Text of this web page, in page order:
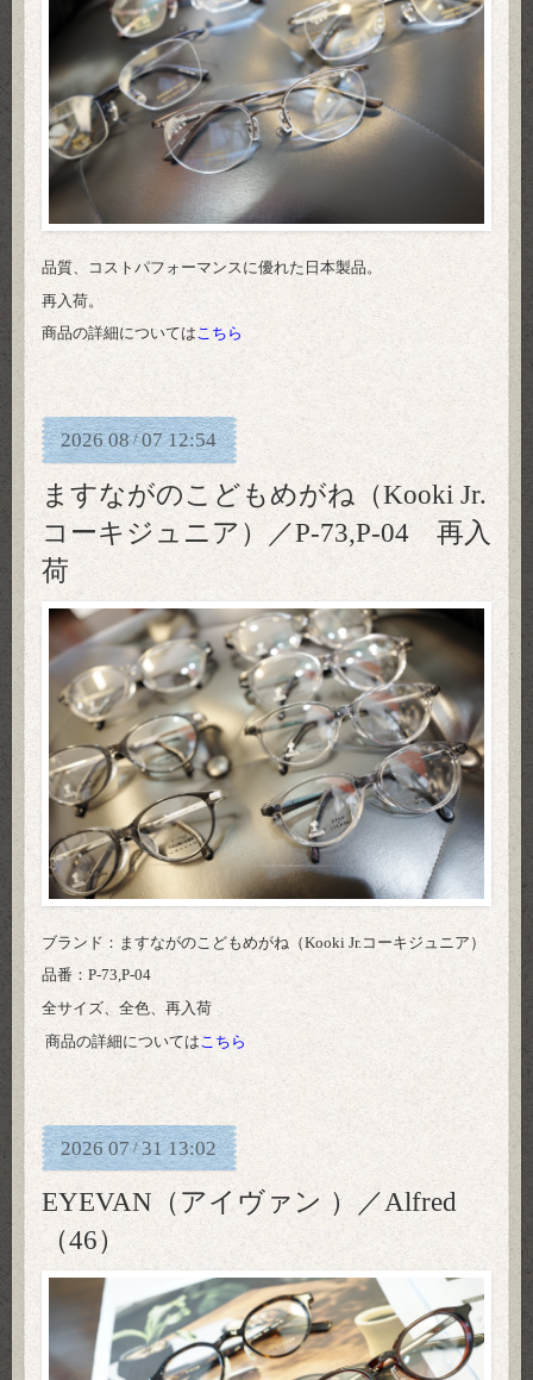
品質、コストパフォーマンスに優れた日本製品。
再入荷。
商品の詳細についてはこちら
2026 08/07 12:54
ますながのこどもめがね（Kooki Jr.
コーキジュニア）／P-73,P-04 再入
荷
ブランド：ますながのこどもめがね（Kooki Jr.コーキジュニア）
品番：P-73,P-04
全サイズ、全色、再入荷
商品の詳細については こちら
2026 07/31 13:02
EYEVAN（アイヴァン ）／Alfred
（46）